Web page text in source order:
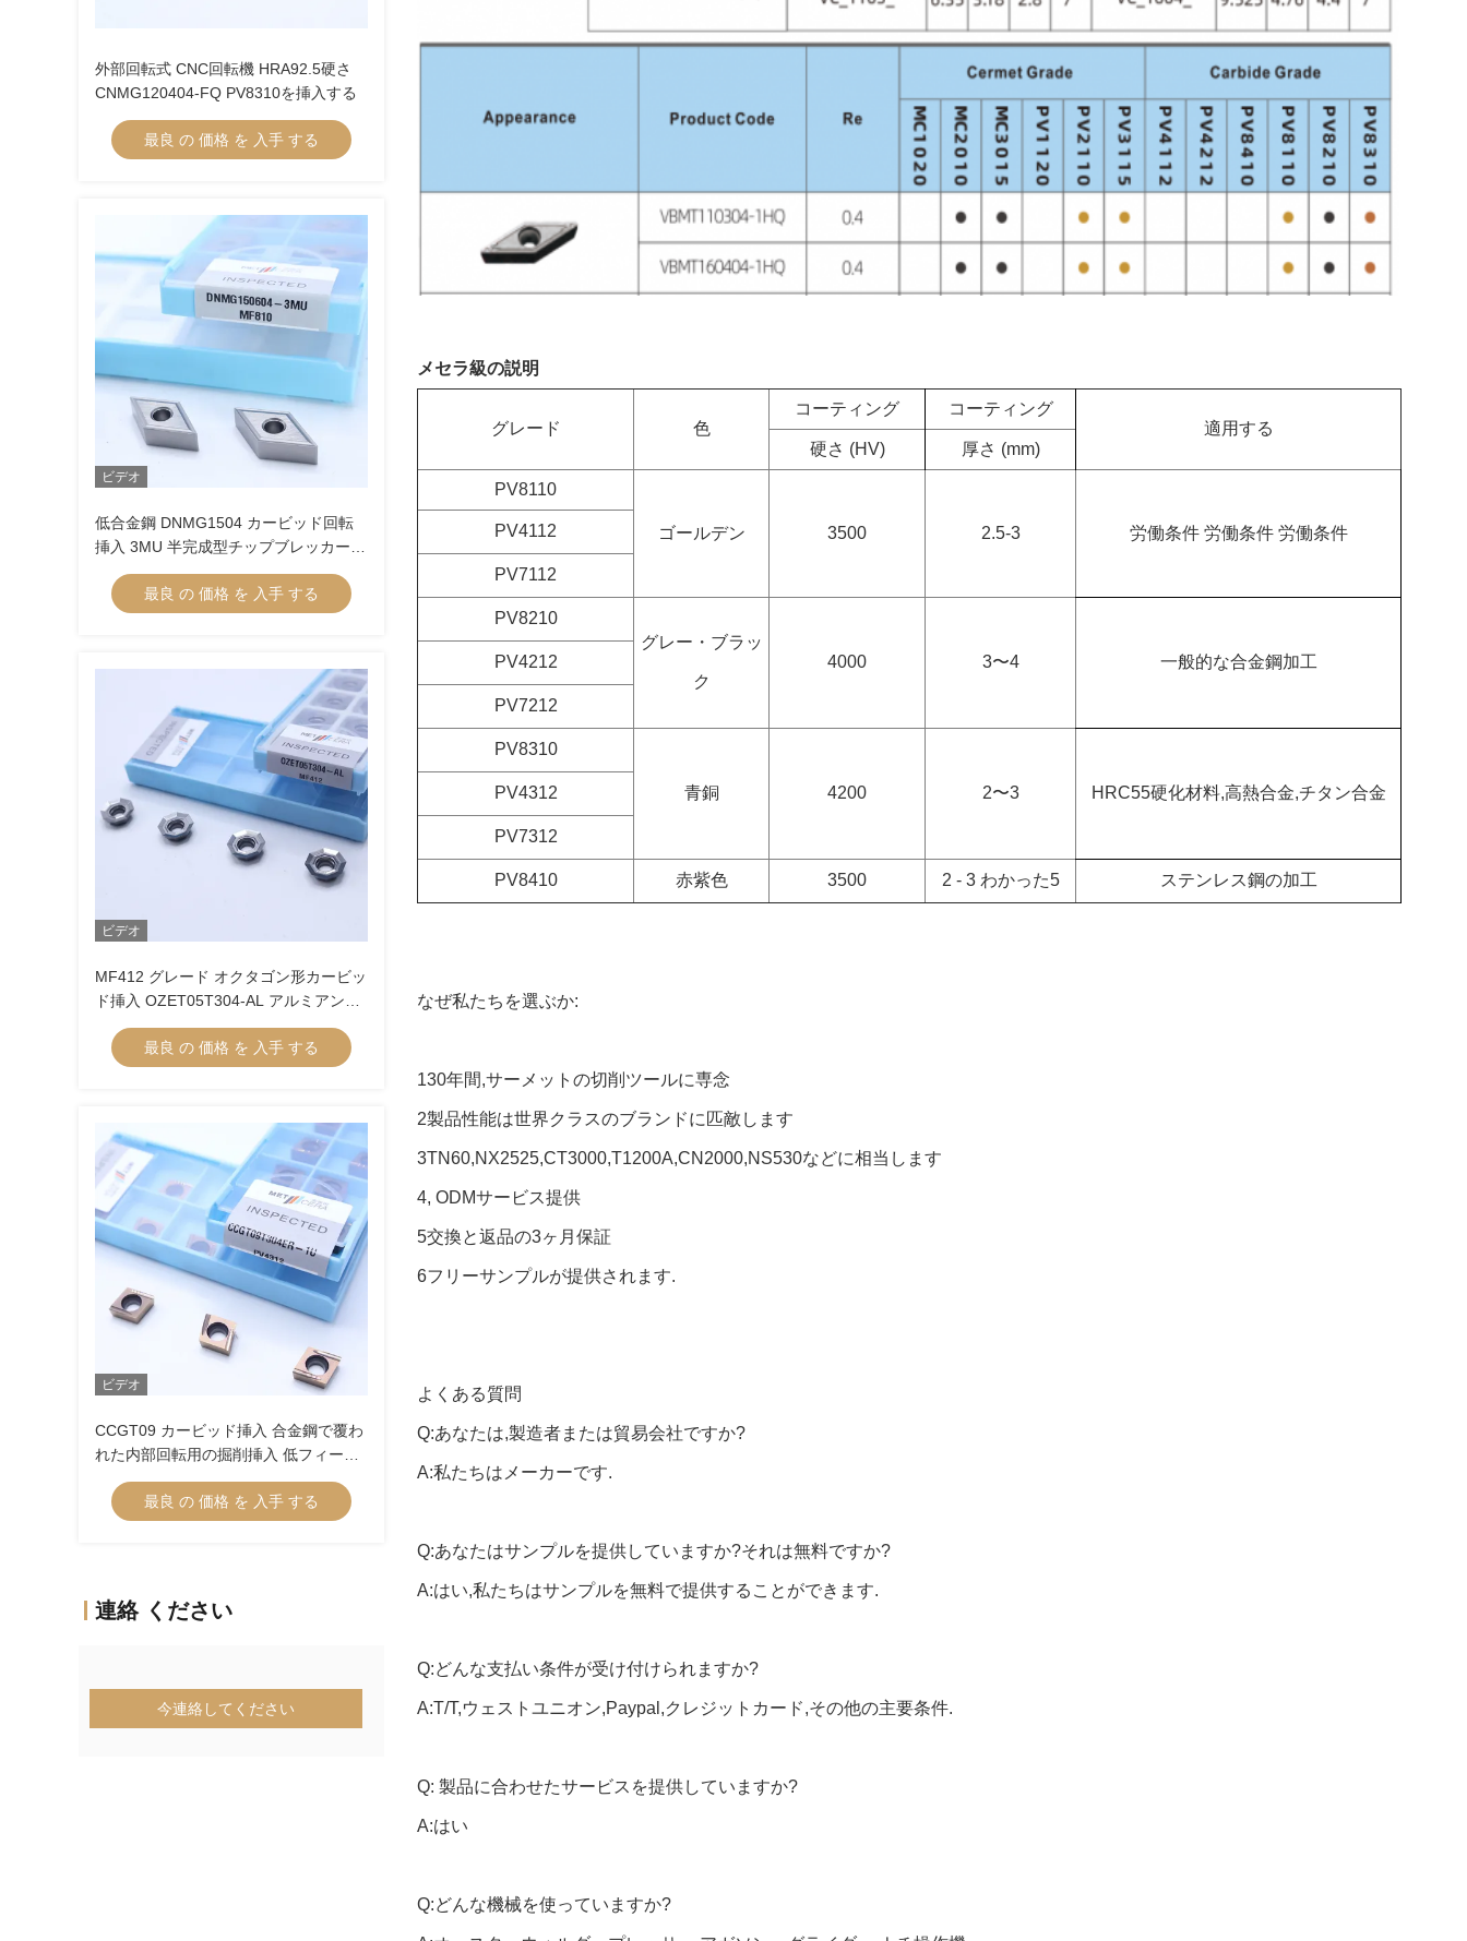
外部回転式 CNC回転機 HRA92.5硬さ
CNMG120404-FQ PV8310を挿入する
最良 の 価格 を 入手 する
ビデオ
低合金鋼 DNMG1504 カービッド回転
挿入 3MU 半完成型チップブレッカーと
未覆いコーティング
最良 の 価格 を 入手 する
ビデオ
MF412 グレード オクタゴン形カービッ
ド挿入 OZET05T304-AL アルミアンス
テンレス鋼の回転用
最良 の 価格 を 入手 する
ビデオ
CCGT09 カービッド挿入 合金鋼で覆わ
れた内部回転用の掘削挿入 低フィード
ポジティブ挿入 CCGT09T304ER-1U
最良 の 価格 を 入手 する
連絡 ください
今連絡してください
メセラ級の説明
グレード 色
コーティング
コーティング
適用する
硬さ (HV)
厚さ (mm)
PV8110
ゴールデン 3500 2.5-3 労働条件 労働条件 労働条件
PV4112
PV7112
PV8210
グレー・ブラッ
ク
4000 3〜4 一般的な合金鋼加工
PV4212
PV7212
PV8310
青銅 4200 2〜3 HRC55硬化材料,高熱合金,チタン合金
PV4312
PV7312
PV8410 赤紫色 3500 2 - 3 わかった5 ステンレス鋼の加工
なぜ私たちを選ぶか:
130年間,サーメットの切削ツールに専念
2製品性能は世界クラスのブランドに匹敵します
3TN60,NX2525,CT3000,T1200A,CN2000,NS530などに相当します
4, ODMサービス提供
5交換と返品の3ヶ月保証
6フリーサンプルが提供されます.
よくある質問
Q:あなたは,製造者または貿易会社ですか?
A:私たちはメーカーです.
Q:あなたはサンプルを提供していますか?それは無料ですか?
A:はい,私たちはサンプルを無料で提供することができます.
Q:どんな支払い条件が受け付けられますか?
A:T/T,ウェストユニオン,Paypal,クレジットカード,その他の主要条件.
Q: 製品に合わせたサービスを提供していますか?
A:はい
Q:どんな機械を使っていますか?